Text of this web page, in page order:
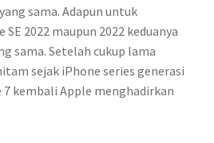
sama. Adapun untuk
2022 maupun 2022 keduanya
sama. Setelah cukup lama
sejak iPhone series generasi
kembali Apple menghadirkan